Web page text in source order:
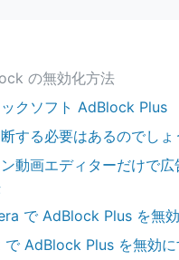
の無効化方法
クソフト AdBlock Plus
する必要はあるのでしょ
動画エディターだけで広
で AdBlock Plus を無
AdBlock Plus を無効に